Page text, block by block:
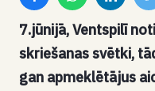
7.jūnijā, Ventspilī
skriešanas svētki,
gan apmeklētājus